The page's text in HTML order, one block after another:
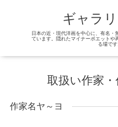
ギャラ
日本の近・現代洋画を中心に、有名・
ています。隠れたマイナーポエットや
る場です
取扱い作家
作家名ヤ～ヨ